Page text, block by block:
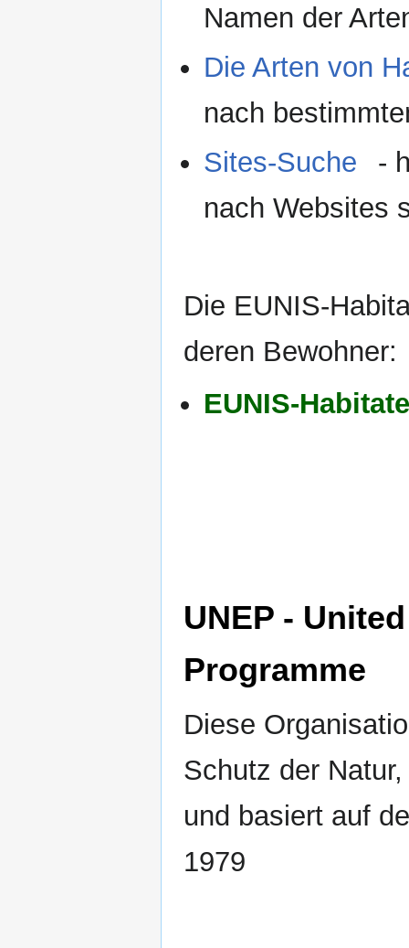
Namen der
Die Arten von
nach
Sites-Suche
-
nach Websites
Die EUNIS-
deren Bewohner:
EUNIS-
UNEP -
Programme
Diese
Schutz der
und basiert auf
1979